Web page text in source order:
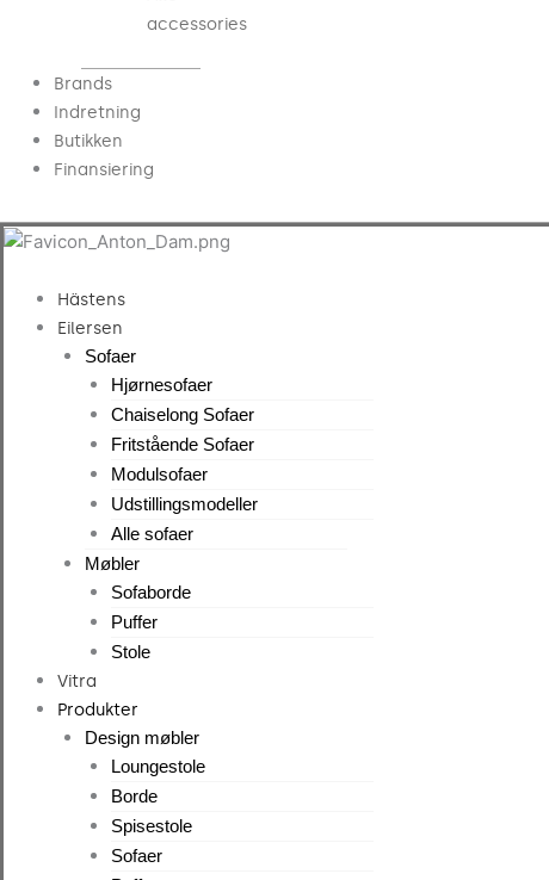
accessories
Brands
Indretning
Butikken
Finansiering
Hästens
Eilersen
Sofaer
Hjørnesofaer
Chaiselong Sofaer
Fritstående Sofaer
Modulsofaer
Udstillingsmodeller
Alle sofaer
Møbler
Sofaborde
Puffer
Stole
Vitra
Produkter
Design møbler
Loungestole
Borde
Spisestole
Sofaer